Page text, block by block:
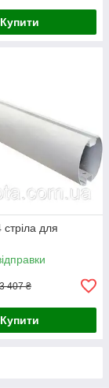
Купити
для
3 407 ₴
Купити